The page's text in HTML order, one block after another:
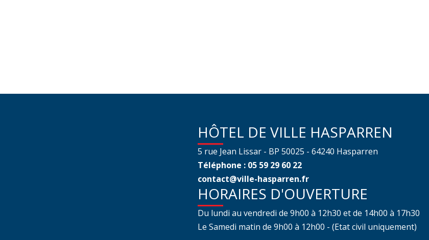
HÔTEL DE VILLE HASPARREN
5 rue Jean Lissar - BP 50025 - 64240 Hasparren
Téléphone : 05 59 29 60 22
contact@ville-hasparren.fr
HORAIRES D'OUVERTURE
Du lundi au vendredi de 9h00 à 12h30 et de 14h00 à 17h30
Le Samedi matin de 9h00 à 12h00 - (Etat civil uniquement)